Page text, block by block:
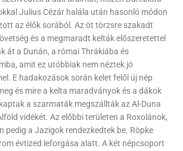
Julius Cézár halála után hasonló módon
az élők sorából. Az öt törzsre szakadt
és a megmaradt kelták előszeretettel
át a Dunán, a római Thrákiába és
amit ez utóbbiak nem néztek jó
E hadakozások során kelet felől új nép
és mire a kelta maradványok és a dákok
a szarmaták megszállták az Al-Duna
vidékét. Az előbbi területen a Roxolánok,
pedig a Jazigok rendezkedtek be. Röpke
évtized leforgása alatt. A két népcsoport